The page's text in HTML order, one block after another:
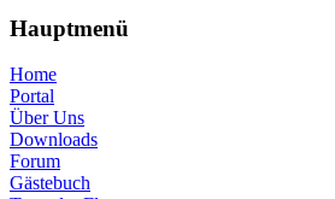
Hauptmenü
Home
Portal
Über Uns
Downloads
Forum
Gästebuch